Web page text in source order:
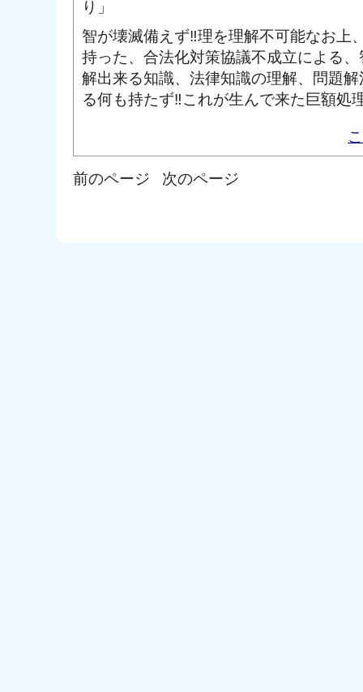
り」
智が壊滅備えず‼理を理解不可能なお上
持った、合法化対策協議不成立による
解出来る知識、法律知識の理解、問題
る何も持たず‼これが生んで来た巨額処
前のページ 次のページ